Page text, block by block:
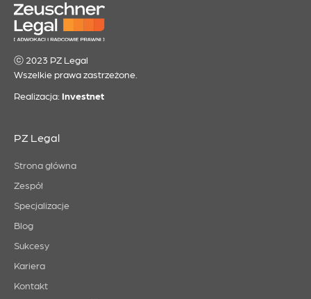
ⓒ 2023 PZ Legal
Wszelkie prawa zastrzeżone.
Realizacja: Investnet
PZ Legal
Strona główna
Zespół
Specjalizacje
Blog
Sukcesy
Kariera
Kontakt